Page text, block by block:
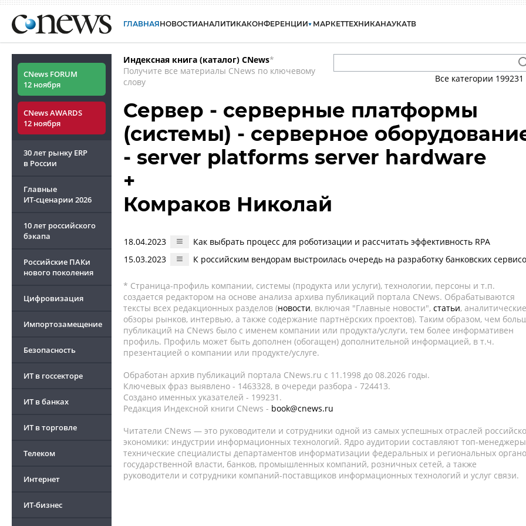
ГЛАВНАЯНОВОСТИАНАЛИТИКАКОНФЕРЕНЦИИ МАРКЕТТЕХНИКАНАУКАТВ
CNews FORUM
12 ноября
CNews AWARDS
12 ноября
30 лет рынку ERP
в России
Главные
ИТ-сценарии 2026
10 лет российского
бэкапа
Российские ПАКи
нового поколения
Цифровизация
Импортозамещение
Безопасность
ИТ в госсекторе
ИТ в банках
ИТ в торговле
Телеком
Интернет
ИТ-бизнес
Индексная книга (каталог) CNews*
Получите все материалы CNews по ключевому
слову
Все категории 199231
Сервер - серверные платформы
(системы) - серверное
- server platforms server hardware
+
Комраков Николай
18.04.2023
Как выбрать процесс для роботизации и рассчитать эффективность RPA
15.03.2023
К российским вендорам выстроилась очередь на разработку банковских
* Страница-профиль компании, системы (продукта или услуги), технологии, персоны и т.п.
создается редактором на основе анализа архива публикаций портала CNews. Обрабатываются
тексты всех редакционных разделов (новости, включая "Главные новости", статьи, аналитические
обзоры рынков, интервью, а также содержание партнёрских проектов). Таким образом, чем
публикаций на CNews было с именем компании или продукта/услуги, тем более информативен
профиль. Профиль может быть дополнен (обогащен) дополнительной информацией, в т.ч.
презентацией о компании или продукте/услуге.
Обработан архив публикаций портала CNews.ru c 11.1998 до 08.2026 годы.
Ключевых фраз выявлено - 1463328, в очереди разбора - 724413.
Создано именных указателей - 199231.
Редакция Индексной книги CNews - book@cnews.ru
Читатели CNews — это руководители и сотрудники одной из самых успешных отраслей
экономики: индустрии информационных технологий. Ядро аудитории составляют топ-
технические специалисты департаментов информатизации федеральных и региональных
государственной власти, банков, промышленных компаний, розничных сетей, а также
руководители и сотрудники компаний-поставщиков информационных технологий и услуг связи.